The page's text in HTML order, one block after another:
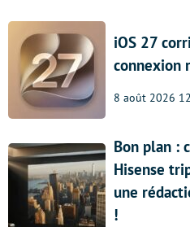
iOS 27
connexion
8 août 2026
Bon plan :
Hisense
une
!